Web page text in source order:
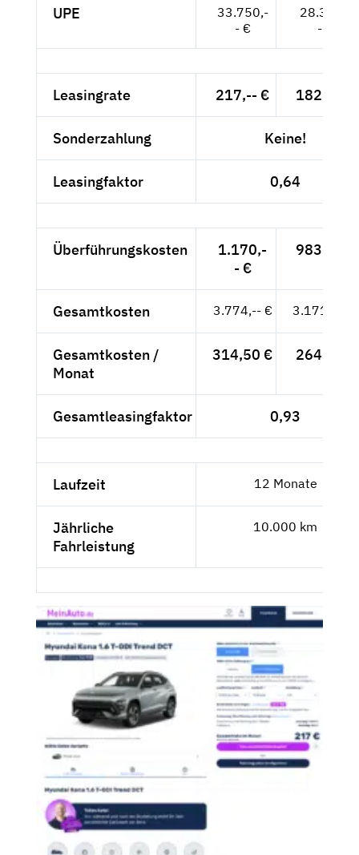
UPE
33.750,-
- €
28.361,-
- €
Leasingrate 217,-- € 182,35 €
Sonderzahlung Keine!
Leasingfaktor 0,64
Überführungskosten
1.170,-
- €
983,19 €
Gesamtkosten 3.774,-- € 3.171,43 €
Gesamtkosten /
Monat
314,50 € 264,29 €
Gesamtleasingfaktor 0,93
Laufzeit 12 Monate
Jährliche
Fahrleistung
10.000 km